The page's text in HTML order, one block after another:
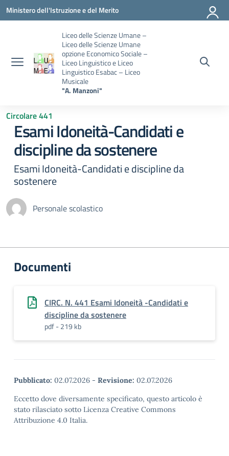
Vai ai contenuti
Vai al menu di navigazione
Vai al footer
Ministero dell'Istruzione e del Merito
Liceo delle Scienze Umane –
Liceo delle Scienze Umane
opzione Economico Sociale –
Liceo Linguistico e Liceo
Linguistico Esabac – Liceo
Musicale
"A. Manzoni"
Circolare 441
Esami Idoneità-Candidati e
discipline da sostenere
Esami Idoneità-Candidati e discipline da
sostenere
Personale scolastico
Documenti
CIRC. N. 441 Esami Idoneità -Candidati e
discipline da sostenere
pdf - 219 kb
Pubblicato: 02.07.2026 - Revisione: 02.07.2026
Eccetto dove diversamente specificato, questo articolo è
stato rilasciato sotto Licenza Creative Commons
Attribuzione 4.0 Italia.